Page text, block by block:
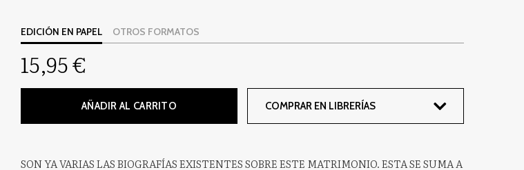
EDICIÓN EN PAPEL OTROS FORMATOS
15,95 €
AÑADIR AL CARRITO COMPRAR EN LIBRERÍAS
SON YA VARIAS LAS BIOGRAFÍAS EXISTENTES SOBRE ESTE MATRIMONIO. ESTA SE SUMA A